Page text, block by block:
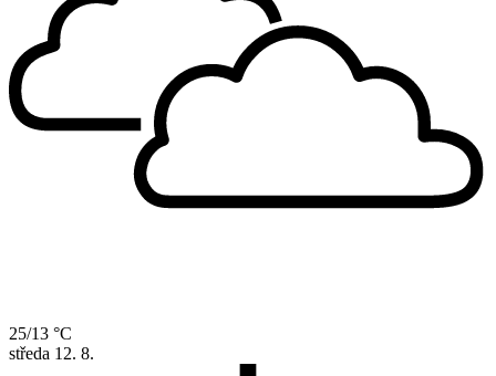
25/13 °C
středa 12. 8.